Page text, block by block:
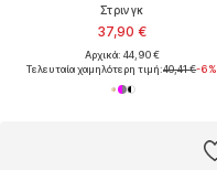
Στρινγκ
37,90 €
Αρχικά: 44,90 €
Τελευταία χαμηλότερη τιμή:40,41 €-6%